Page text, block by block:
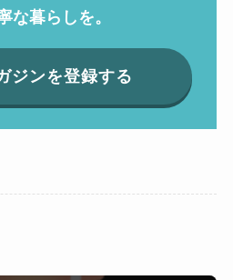
な暮らしを。
ジンを登録する